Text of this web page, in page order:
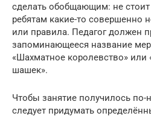
сделать обобщающим: не
ребятам какие-то совершенно
или правила. Педагог должен
запоминающееся название
«Шахматное королевство» или
шашек».
Чтобы занятие получилось
следует придумать